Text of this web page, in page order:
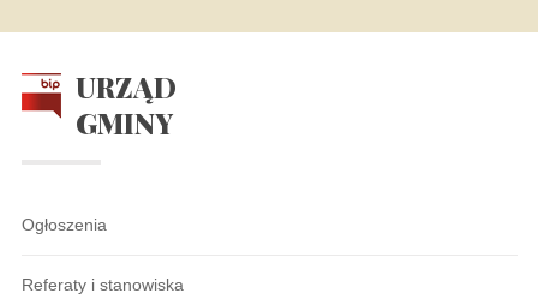
URZĄD
GMINY
Ogłoszenia
Referaty i stanowiska